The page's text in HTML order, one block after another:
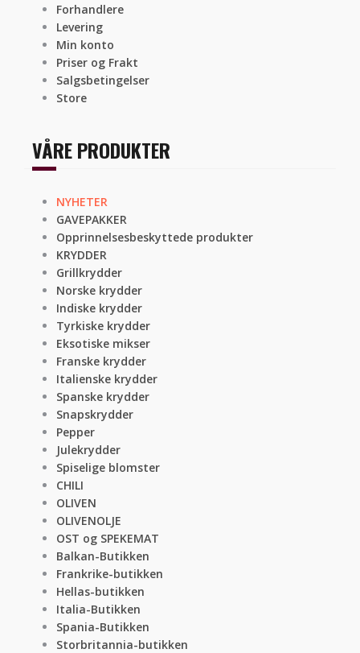
Forhandlere
Levering
Min konto
Priser og Frakt
Salgsbetingelser
Store
VÅRE PRODUKTER
NYHETER
GAVEPAKKER
Opprinnelsesbeskyttede produkter
KRYDDER
Grillkrydder
Norske krydder
Indiske krydder
Tyrkiske krydder
Eksotiske mikser
Franske krydder
Italienske krydder
Spanske krydder
Snapskrydder
Pepper
Julekrydder
Spiselige blomster
CHILI
OLIVEN
OLIVENOLJE
OST og SPEKEMAT
Balkan-Butikken
Frankrike-butikken
Hellas-butikken
Italia-Butikken
Spania-Butikken
Storbritannia-butikken